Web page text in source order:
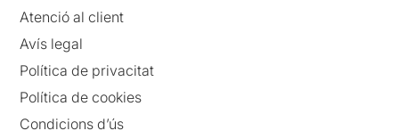
Atenció al client
Avís legal
Política de privacitat
Política de cookies
Condicions d’ús